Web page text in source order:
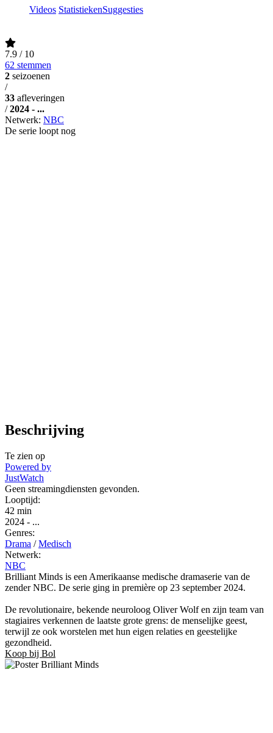
Videos StatistiekenSuggesties
7.9 / 10
62 stemmen
2 seizoenen
/
33 afleveringen
/ 2024 - ...
Netwerk: NBC
De serie loopt nog
Beschrijving
Te zien op
Powered by
JustWatch
Geen streamingdiensten gevonden.
Looptijd:
42 min
2024 - ...
Genres:
Drama / Medisch
Netwerk:
NBC
Brilliant Minds is een Amerikaanse medische dramaserie van de
zender NBC. De serie ging in première op 23 september 2024.
De revolutionaire, bekende neuroloog Oliver Wolf en zijn team van
stagiaires verkennen de laatste grote grens: de menselijke geest,
terwijl ze ook worstelen met hun eigen relaties en geestelijke
gezondheid.
Koop bij Bol